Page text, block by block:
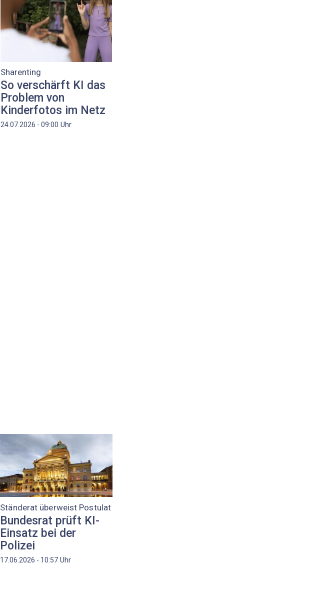
Sharenting
So verschärft KI das
Problem von
Kinderfotos im Netz
24.07.2026 - 09:00 Uhr
Ständerat überweist Postulat
Bundesrat prüft KI-
Einsatz bei der
Polizei
17.06.2026 - 10:57 Uhr